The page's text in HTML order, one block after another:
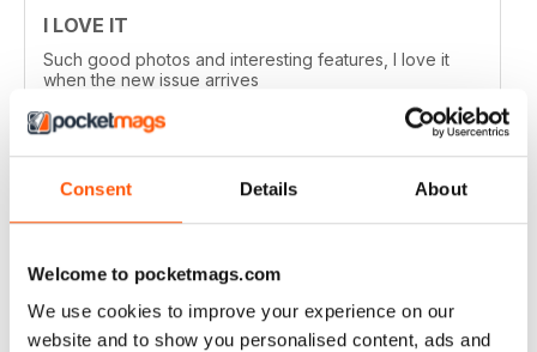
Consent Details About
Welcome to pocketmags.com
We use cookies to improve your experience on our
website and to show you personalised content, ads and
I LOVE IT
Such good photos and interesting features, I love it
when the new issue arrives
Recensito 16 luglio 2013
Would be 5 stars but my credits dissapeared and i paid
Recensito 24 novembre 2012